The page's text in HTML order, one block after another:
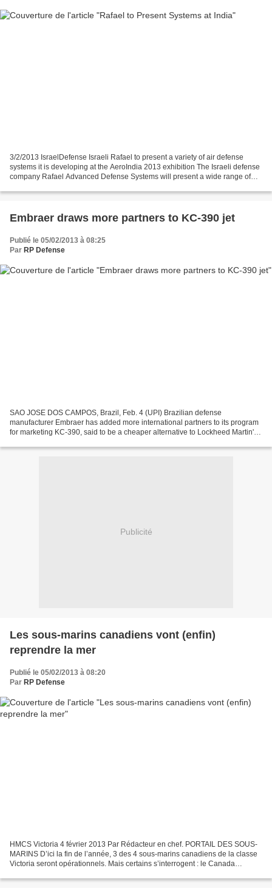
3/2/2013 IsraelDefense Israeli Rafael to present a variety of air defense
systems it is developing at the AeroIndia 2013 exhibition The Israeli defense
company Rafael Advanced Defense Systems will present a wide range of
Embraer draws more partners to KC-390 jet
Publié le 05/02/2013 à 08:25
Par RP Defense
SAO JOSE DOS CAMPOS, Brazil, Feb. 4 (UPI) Brazilian defense
manufacturer Embraer has added more international partners to its program
for marketing KC-390, said to be a cheaper alternative to Lockheed Martin's
Publicité
Les sous-marins canadiens vont (enfin)
reprendre la mer
Publié le 05/02/2013 à 08:20
Par RP Defense
HMCS Victoria 4 février 2013 Par Rédacteur en chef. PORTAIL DES SOUS-
MARINS D’ici la fin de l’année, 3 des 4 sous-marins canadiens de la classe
Victoria seront opérationnels. Mais certains s’interrogent : le Canada